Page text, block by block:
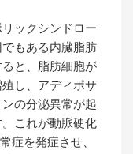
ックシンドロー
でもある内臓脂肪
と、脂肪細胞が
殖し、アディポサ
の分泌異常が起
。これが動脈硬化
症を発症させ、